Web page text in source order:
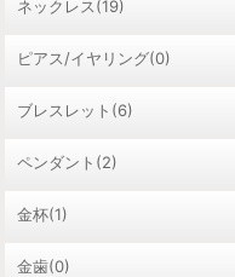
ネックレス(19)
ピアス/イヤリング(0)
ブレスレット(6)
ペンダント(2)
金杯(1)
金歯(0)